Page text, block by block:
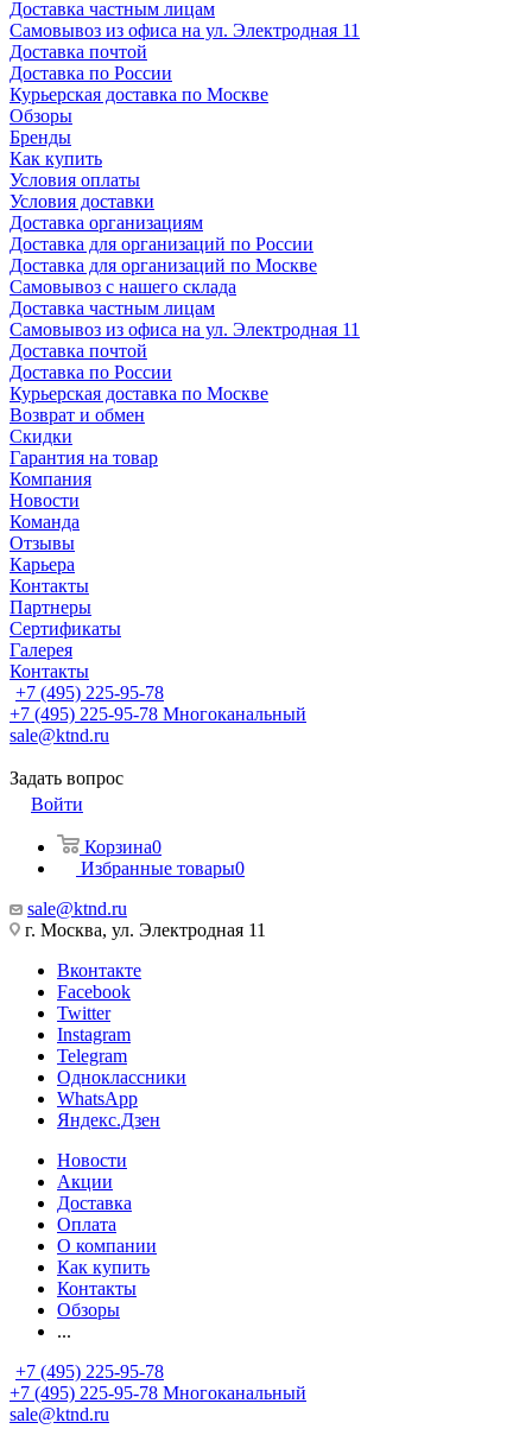
Доставка частным лицам
Самовывоз из офиса на ул. Электродная 11
Доставка почтой
Доставка по России
Курьерская доставка по Москве
Обзоры
Бренды
Как купить
Условия оплаты
Условия доставки
Доставка организациям
Доставка для организаций по России
Доставка для организаций по Москве
Самовывоз с нашего склада
Доставка частным лицам
Самовывоз из офиса на ул. Электродная 11
Доставка почтой
Доставка по России
Курьерская доставка по Москве
Возврат и обмен
Скидки
Гарантия на товар
Компания
Новости
Команда
Отзывы
Карьера
Контакты
Партнеры
Сертификаты
Галерея
Контакты
+7 (495) 225-95-78
+7 (495) 225-95-78 Многоканальный
sale@ktnd.ru
Задать вопрос
Войти
Корзина0
Избранные товары0
sale@ktnd.ru
г. Москва, ул. Электродная 11
Вконтакте
Facebook
Twitter
Instagram
Telegram
Одноклассники
WhatsApp
Яндекс.Дзен
Новости
Акции
Доставка
Оплата
О компании
Как купить
Контакты
Обзоры
...
+7 (495) 225-95-78
+7 (495) 225-95-78 Многоканальный
sale@ktnd.ru